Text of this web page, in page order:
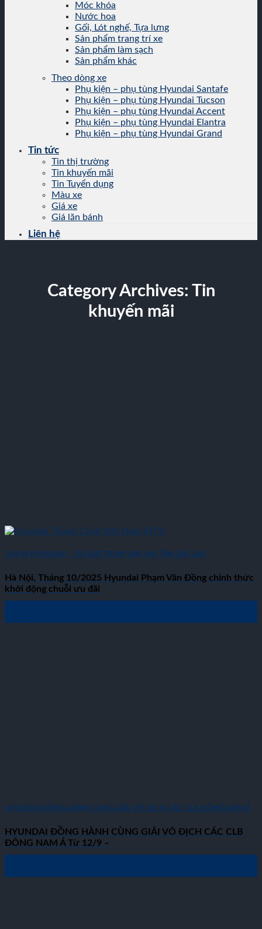
Móc khóa
Nước hoa
Gối, Lót nghế, Tựa lưng
Sản phẩm trang trí xe
Sản phẩm làm sạch
Sản phẩm khác
Theo dòng xe
Phụ kiện – phụ tùng Hyundai Santafe
Phụ kiện – phụ tùng Hyundai Tucson
Phụ kiện – phụ tùng Hyundai Accent
Phụ kiện – phụ tùng Hyundai Elantra
Phụ kiện – phụ tùng Hyundai Grand
Tin tức
Tin thị trường
Tin khuyến mãi
Tin Tuyển dụng
Màu xe
Giá xe
Giá lăn bánh
Liên hệ
Category Archives: Tin
khuyến mãi
CHỌN HYUNDAI – ƯU ĐÃI TRỌN VẸN, AN TÂM DÀI LÂU
Hà Nội, Tháng 10/2025 Hyundai Phạm Văn Đồng chính thức
khởi động chuỗi ưu đãi
HYUNDAI ĐỒNG HÀNH CÙNG GIẢI VÔ ĐỊCH CÁC CLB ĐÔNG NAM Á
HYUNDAI ĐỒNG HÀNH CÙNG GIẢI VÔ ĐỊCH CÁC CLB
ĐÔNG NAM Á Từ 12/9 –